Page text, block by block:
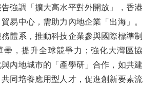
調「擴大高水平對外開放」，香港
易中心，需助力內地企業「出海」。
體系，推動科技企業參與國際標準制
壘，提升全球競爭力；強化大灣區協
內地城市的「產學研」合作，如共建
同培養應用型人才，促進創新要素流